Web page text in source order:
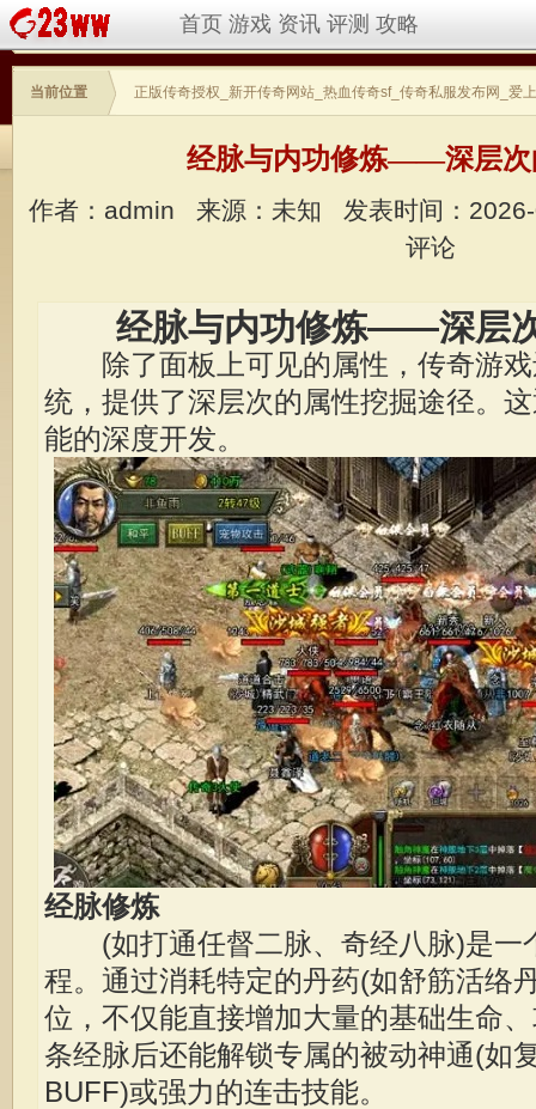
首页 游戏 资讯 评测 攻略
当前位置 正版传奇授权_新开传奇网站_热血传奇sf_传奇私服发布网_爱
经脉与内功修炼——深层次
作者：admin 来源：未知
发表时间：
评论
经脉与内功修炼——深层次
除了面板上可见的属性，传奇游戏
统，提供了深层次的属性挖掘途径。
能的深度开发。
经脉修炼
(如打通任督二脉、奇经八脉)是一
程。通过消耗特定的丹药(如舒筋活络
位，不仅能直接增加大量的基础生命
条经脉后还能解锁专属的被动神通(如
BUFF)或强力的连击技能。